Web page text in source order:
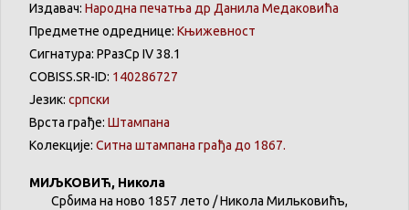
Издавач: Народна печатња др Данила Медаковића
Предметне одреднице: Књижевност
Сигнатура: РРазСр IV 38.1
COBISS.SR-ID: 140286727
Језик: српски
Врста грађе: Штампана
Колекције: Ситна штампана грађа до 1867.
МИЉКОВИЋ, Никола
Србима на ново 1857 лето / Никола Мильковићъ,